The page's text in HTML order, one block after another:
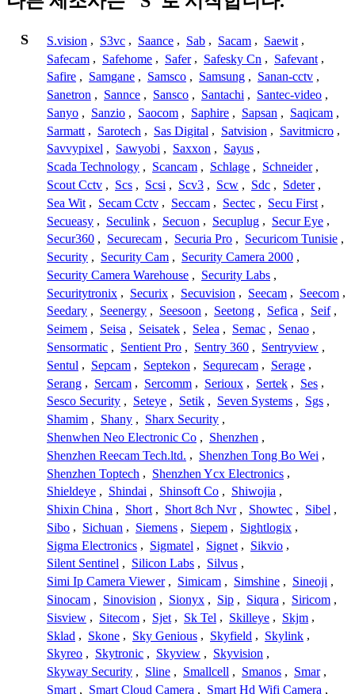
S S.vision , S3vc , Saance , Sab , Sacam , Saewit ,
Safecam , Safehome , Safer , Safesky Cn , Safevant ,
Safire , Samgane , Samsco , Samsung , Sanan-cctv ,
Sanetron , Sannce , Sansco , Santachi , Santec-video ,
Sanyo , Sanzio , Saocom , Saphire , Sapsan , Saqicam ,
Sarmatt , Sarotech , Sas Digital , Satvision , Savitmicro ,
Savvypixel , Sawyobi , Saxxon , Sayus ,
Scada Technology , Scancam , Schlage , Schneider ,
Scout Cctv , Scs , Scsi , Scv3 , Scw , Sdc , Sdeter ,
Sea Wit , Secam Cctv , Seccam , Sectec , Secu First ,
Secueasy , Seculink , Secuon , Secuplug , Secur Eye ,
Secur360 , Securecam , Securia Pro , Securicom Tunisie ,
Security , Security Cam , Security Camera 2000 ,
Security Camera Warehouse , Security Labs ,
Securitytronix , Securix , Secuvision , Seecam , Seecom ,
Seedary , Seenergy , Seesoon , Seetong , Sefica , Seif ,
Seimem , Seisa , Seisatek , Selea , Semac , Senao ,
Sensormatic , Sentient Pro , Sentry 360 , Sentryview ,
Sentul , Sepcam , Septekon , Sequrecam , Serage ,
Serang , Sercam , Sercomm , Serioux , Sertek , Ses ,
Sesco Security , Seteye , Setik , Seven Systems , Sgs ,
Shamim , Shany , Sharx Security ,
Shenwhen Neo Electronic Co , Shenzhen ,
Shenzhen Reecam Tech.ltd. , Shenzhen Tong Bo Wei ,
Shenzhen Toptech , Shenzhen Ycx Electronics ,
Shieldeye , Shindai , Shinsoft Co , Shiwojia ,
Shixin China , Short , Short 8ch Nvr , Showtec , Sibel ,
Sibo , Sichuan , Siemens , Siepem , Sightlogix ,
Sigma Electronics , Sigmatel , Signet , Sikvio ,
Silent Sentinel , Silicon Labs , Silvus ,
Simi Ip Camera Viewer , Simicam , Simshine , Sineoji ,
Sinocam , Sinovision , Sionyx , Sip , Siqura , Siricom ,
Sisview , Sitecom , Sjet , Sk Tel , Skilleye , Skjm ,
Sklad , Skone , Sky Genious , Skyfield , Skylink ,
Skyreo , Skytronic , Skyview , Skyvision ,
Skyway Security , Sline , Smallcell , Smanos , Smar ,
Smart , Smart Cloud Camera , Smart Hd Wifi Camera ,